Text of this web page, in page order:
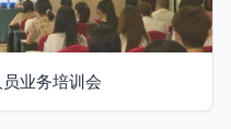
业务培训会